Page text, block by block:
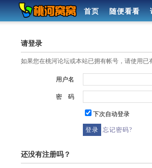
首页 随便看看
请登录
如果您在桃河论坛或本站已拥有帐号，请使用
用户名
密 码
下次自动登录
忘记密码?
还没有注册吗？